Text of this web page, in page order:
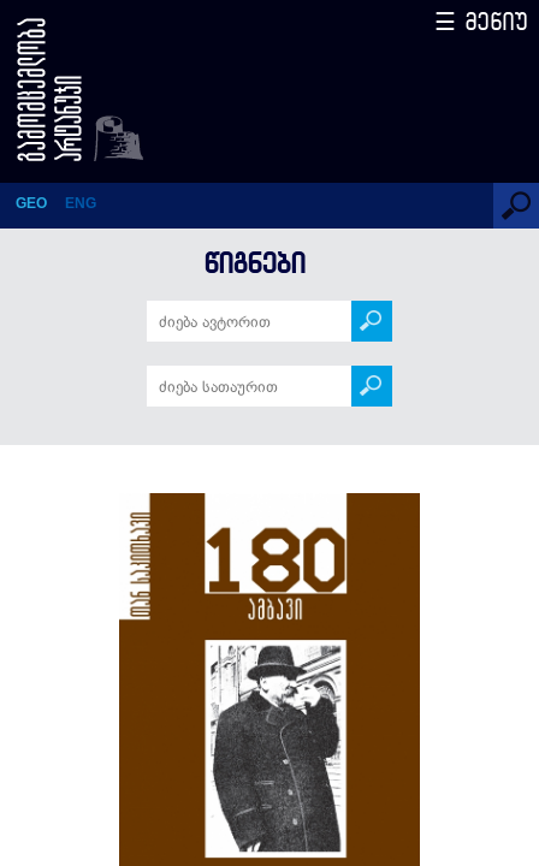
ილია ჭავჭავაძე – 180 ამბავი
(სერიის მე-6 წიგნი)
GEO ENG
☰ მენიუ
ᲬᲘᲒᲜᲔᲑᲘ